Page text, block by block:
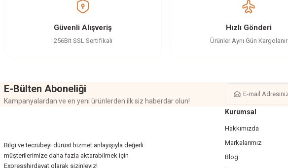
Ürün açıklamasında eksik bilgiler bulunuyor.
Güvenli Alışveriş
256Bit SSL Sertifikalı
Hızlı Gönderi
Ürünler Aynı Gün Kargolanır
E-Bülten Aboneliği
Kampanyalardan ve en yeni ürünlerden ilk siz haberdar olun!
Bilgi ve tecrübeyi dürüst hizmet anlayışıyla değerli
müşterilerimize daha fazla aktarabilmek için
Expresshirdavat olarak sizinleyiz!
Kurumsal
Hakkımızda
Markalarımız
Blog